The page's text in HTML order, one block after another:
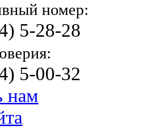
номер:
5-28-28
5-00-32
нам